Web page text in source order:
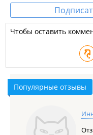
Продукция компании
Сахалинской областях.
Чтобы оставить
Популярные отзывы